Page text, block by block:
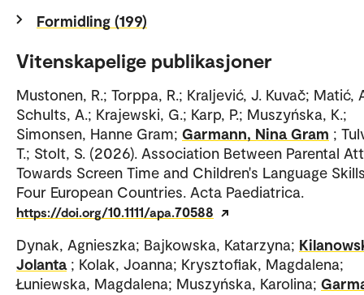
Formidling (199)
Vitenskapelige publikasjoner
Mustonen, R.; Torppa, R.; Kraljević, J. Kuvač; Matić,
Schults, A.; Krajewski, G.; Karp, P.; Muszyńska, K.;
Simonsen, Hanne Gram; Garmann, Nina Gram ;
T.; Stolt, S. (2026). Association Between Parental
Towards Screen Time and Children's Language
Four European Countries. Acta Paediatrica.
https://doi.org/10.1111/apa.70588
Dynak, Agnieszka; Bajkowska, Katarzyna;
Jolanta ; Kolak, Joanna; Krysztofiak, Magdalena;
Łuniewska, Magdalena; Muszyńska, Karolina;